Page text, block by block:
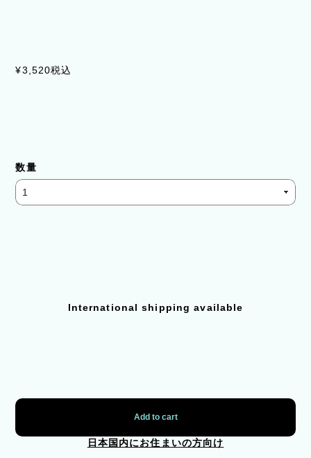
¥3,520税込
数量
International shipping available
Add to cart
日本国内にお住まいの方向け